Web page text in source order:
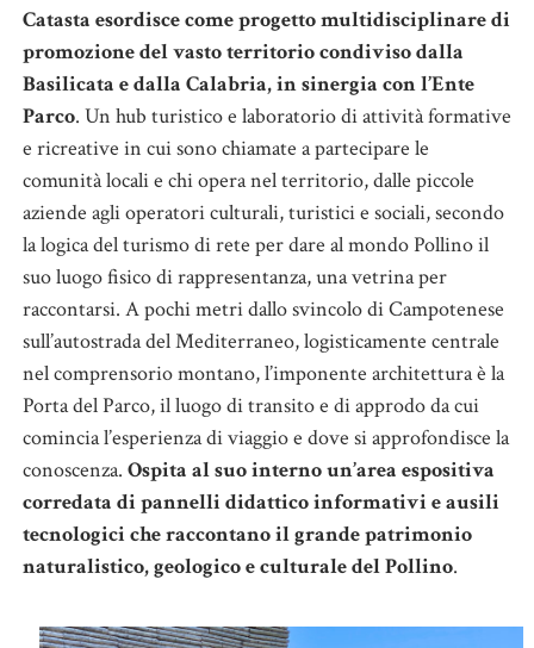
Catasta esordisce come progetto multidisciplinare di
promozione del vasto territorio condiviso dalla
Basilicata e dalla Calabria, in sinergia con l’Ente
Parco. Un hub turistico e laboratorio di attività formative
e ricreative in cui sono chiamate a partecipare le
comunità locali e chi opera nel territorio, dalle piccole
aziende agli operatori culturali, turistici e sociali, secondo
la logica del turismo di rete per dare al mondo Pollino il
suo luogo fisico di rappresentanza, una vetrina per
raccontarsi. A pochi metri dallo svincolo di Campotenese
sull’autostrada del Mediterraneo, logisticamente centrale
nel comprensorio montano, l’imponente architettura è la
Porta del Parco, il luogo di transito e di approdo da cui
comincia l’esperienza di viaggio e dove si approfondisce la
conoscenza. Ospita al suo interno un’area espositiva
corredata di pannelli didattico informativi e ausili
tecnologici che raccontano il grande patrimonio
naturalistico, geologico e culturale del Pollino.